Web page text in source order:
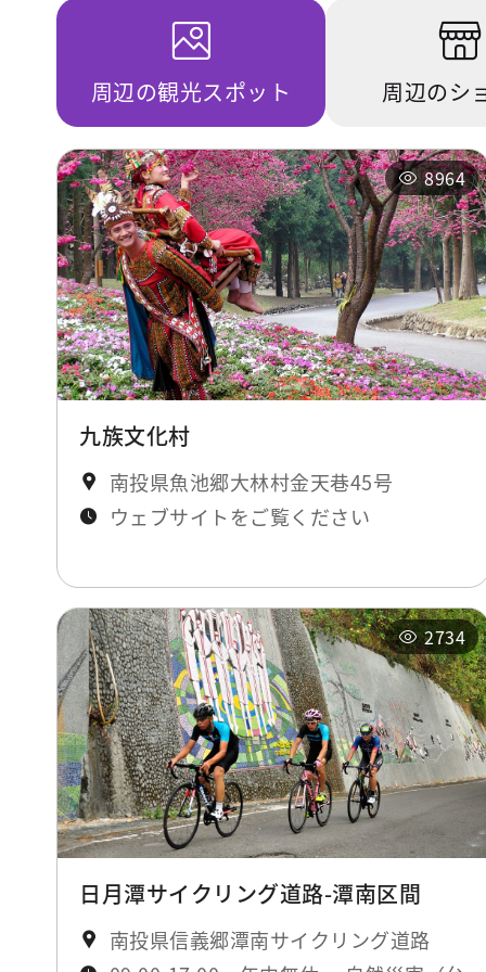
周辺の観光スポット 周辺のシ
8964
九族文化村
南投県魚池郷大林村金天巷45号
ウェブサイトをご覧ください
2734
日月潭サイクリング道路-潭南区間
南投県信義郷潭南サイクリング道路